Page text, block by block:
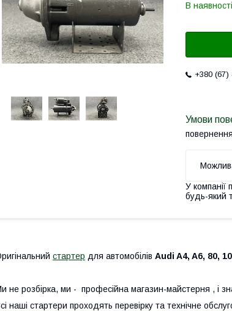
В наявності
+380 (67)
У компанії
будь-який
стартер для автомобілів Audi A4, A6, 80,
не розбірка, ми - професійна магазин-майстерня , і
наші стартери проходять перевірку та технічне